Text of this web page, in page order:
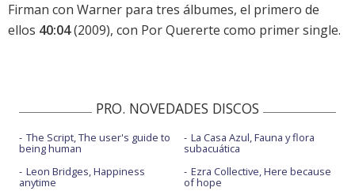
Firman con Warner para tres álbumes, el primero de
ellos 40:04(2009), con Por Quererte como primer single.
PRO. NOVEDADES DISCOS
The Script, The user's guide to
being human
Leon Bridges, Happiness
anytime
La Casa Azul, Fauna y flora
subacuática
Ezra Collective, Here because
of hope